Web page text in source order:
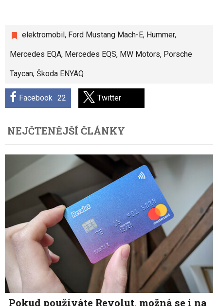
elektromobil, Ford Mustang Mach-E, Hummer,
Mercedes EQA, Mercedes EQS, MW Motors, Porsche
Taycan, Škoda ENYAQ
Facebook 22 Twitter
NEJČTENĚJŠÍ ČLÁNKY
Pokud používáte Revolut, možná se i na